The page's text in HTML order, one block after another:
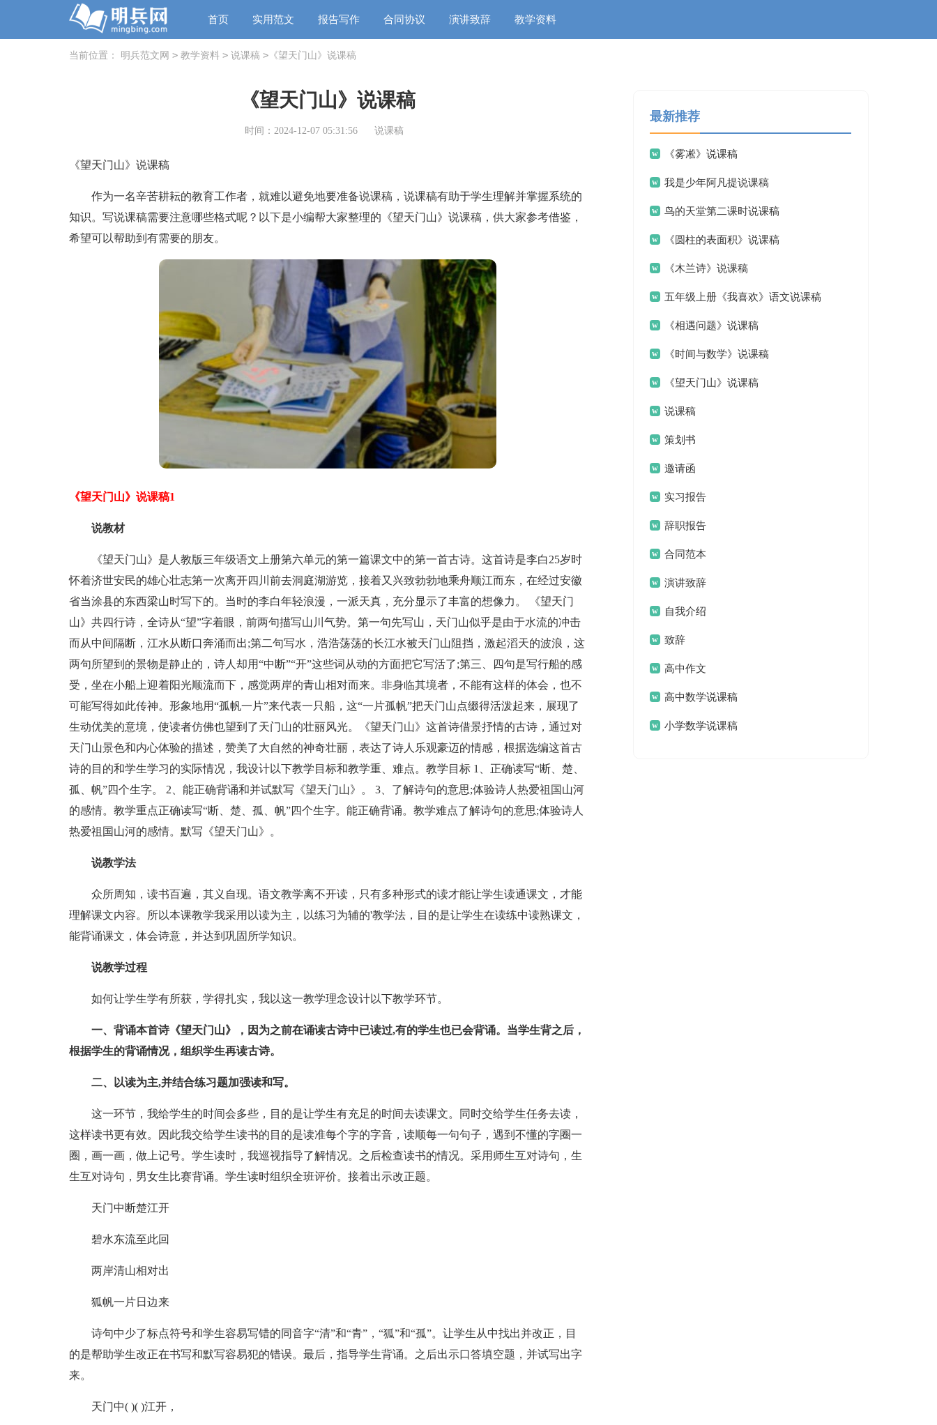
首页 实用范文 报告写作 合同协议 演讲致辞 教学资料
当前位置： 明兵范文网 > 教学资料 > 说课稿 >《望天门山》说课稿
《望天门山》说课稿
时间：2024-12-07 05:31:56 说课稿
《望天门山》说课稿
作为一名辛苦耕耘的教育工作者，就难以避免地要准备说课稿，说课稿有助于学生理解并掌握系统的
知识。写说课稿需要注意哪些格式呢？以下是小编帮大家整理的《望天门山》说课稿，供大家参考借鉴，
希望可以帮助到有需要的朋友。
《望天门山》说课稿1
说教材
《望天门山》是人教版三年级语文上册第六单元的第一篇课文中的第一首古诗。这首诗是李白25岁时
怀着济世安民的雄心壮志第一次离开四川前去洞庭湖游览，接着又兴致勃勃地乘舟顺江而东，在经过安徽
省当涂县的东西梁山时写下的。当时的李白年轻浪漫，一派天真，充分显示了丰富的想像力。 《望天门
山》共四行诗，全诗从“望”字着眼，前两句描写山川气势。第一句先写山，天门山似乎是由于水流的冲击
而从中间隔断，江水从断口奔涌而出;第二句写水，浩浩荡荡的长江水被天门山阻挡，激起滔天的波浪，这
两句所望到的景物是静止的，诗人却用“中断”“开”这些词从动的方面把它写活了;第三、四句是写行船的感
受，坐在小船上迎着阳光顺流而下，感觉两岸的青山相对而来。非身临其境者，不能有这样的体会，也不
可能写得如此传神。形象地用“孤帆一片”来代表一只船，这“一片孤帆”把天门山点缀得活泼起来，展现了
生动优美的意境，使读者仿佛也望到了天门山的壮丽风光。《望天门山》这首诗借景抒情的古诗，通过对
天门山景色和内心体验的描述，赞美了大自然的神奇壮丽，表达了诗人乐观豪迈的情感，根据选编这首古
诗的目的和学生学习的实际情况，我设计以下教学目标和教学重、难点。教学目标 1、正确读写“断、楚、
孤、帆”四个生字。 2、能正确背诵和并试默写《望天门山》。 3、了解诗句的意思;体验诗人热爱祖国山河
的感情。教学重点正确读写“断、楚、孤、帆”四个生字。能正确背诵。教学难点了解诗句的意思;体验诗人
热爱祖国山河的感情。默写《望天门山》。
说教学法
众所周知，读书百遍，其义自现。语文教学离不开读，只有多种形式的读才能让学生读通课文，才能
理解课文内容。所以本课教学我采用以读为主，以练习为辅的'教学法，目的是让学生在读练中读熟课文，
能背诵课文，体会诗意，并达到巩固所学知识。
说教学过程
如何让学生学有所获，学得扎实，我以这一教学理念设计以下教学环节。
一、背诵本首诗《望天门山》，因为之前在诵读古诗中已读过,有的学生也已会背诵。当学生背之后，
根据学生的背诵情况，组织学生再读古诗。
二、以读为主,并结合练习题加强读和写。
这一环节，我给学生的时间会多些，目的是让学生有充足的时间去读课文。同时交给学生任务去读，
这样读书更有效。因此我交给学生读书的目的是读准每个字的字音，读顺每一句句子，遇到不懂的字圈一
圈，画一画，做上记号。学生读时，我巡视指导了解情况。之后检查读书的情况。采用师生互对诗句，生
生互对诗句，男女生比赛背诵。学生读时组织全班评价。接着出示改正题。
天门中断楚江开
碧水东流至此回
两岸清山相对出
狐帆一片日边来
诗句中少了标点符号和学生容易写错的同音字“清”和“青”，“狐”和“孤”。让学生从中找出并改正，目
的是帮助学生改正在书写和默写容易犯的错误。最后，指导学生背诵。之后出示口答填空题，并试写出字
来。
天门中( )( )江开，
最新推荐
《雾凇》说课稿
我是少年阿凡提说课稿
鸟的天堂第二课时说课稿
《圆柱的表面积》说课稿
《木兰诗》说课稿
五年级上册《我喜欢》语文说课稿
《相遇问题》说课稿
《时间与数学》说课稿
《望天门山》说课稿
说课稿
策划书
邀请函
实习报告
辞职报告
合同范本
演讲致辞
自我介绍
致辞
高中作文
高中数学说课稿
小学数学说课稿